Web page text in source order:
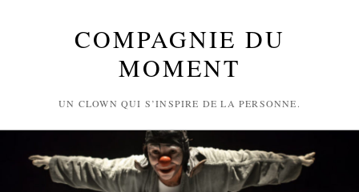
COMPAGNIE DU
MOMENT
UN CLOWN QUI S’INSPIRE DE LA PERSONNE.